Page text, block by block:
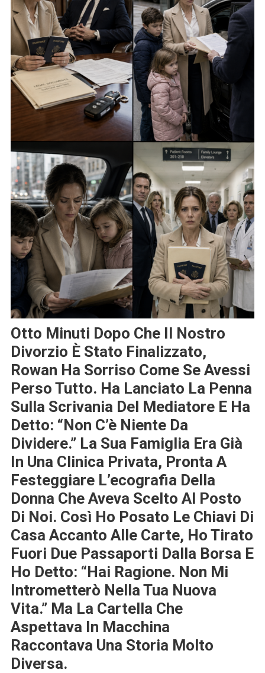
Otto Minuti Dopo Che Il Nostro
Divorzio È Stato Finalizzato,
Rowan Ha Sorriso Come Se Avessi
Perso Tutto. Ha Lanciato La Penna
Sulla Scrivania Del Mediatore E Ha
Detto: “Non C’è Niente Da
Dividere.” La Sua Famiglia Era Già
In Una Clinica Privata, Pronta A
Festeggiare L’ecografia Della
Donna Che Aveva Scelto Al Posto
Di Noi. Così Ho Posato Le Chiavi Di
Casa Accanto Alle Carte, Ho Tirato
Fuori Due Passaporti Dalla Borsa E
Ho Detto: “Hai Ragione. Non Mi
Intrometterò Nella Tua Nuova
Vita.” Ma La Cartella Che
Aspettava In Macchina
Raccontava Una Storia Molto
Diversa.